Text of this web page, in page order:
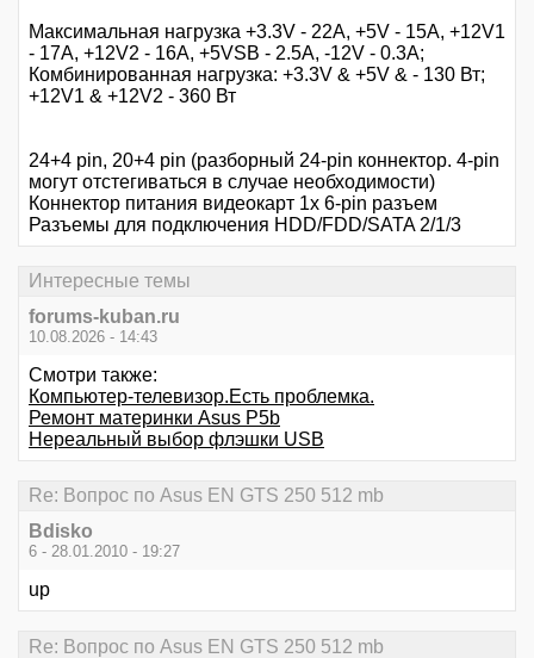
Максимальная нагрузка +3.3V - 22A, +5V - 15A, +12V1
- 17A, +12V2 - 16A, +5VSB - 2.5A, -12V - 0.3A;
Комбинированная нагрузка: +3.3V & +5V & - 130 Вт;
+12V1 & +12V2 - 360 Вт
24+4 pin, 20+4 pin (разборный 24-pin коннектор. 4-pin
могут отстегиваться в случае необходимости)
Коннектор питания видеокарт 1x 6-pin разъем
Разъемы для подключения HDD/FDD/SATA 2/1/3
Интересные темы
forums-kuban.ru
10.08.2026 - 14:43
Смотри также:
Компьютер-телевизор.Есть проблемка.
Ремонт материнки Asus P5b
Нереальный выбор флэшки USB
Re: Вопрос по Asus EN GTS 250 512 mb
Bdisko
6 - 28.01.2010 - 19:27
up
Re: Вопрос по Asus EN GTS 250 512 mb